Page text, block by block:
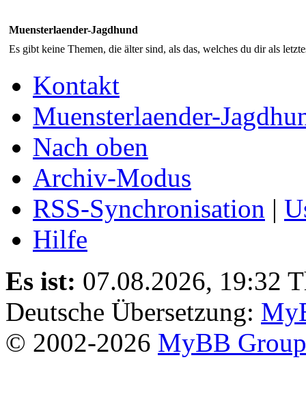
Muensterlaender-Jagdhund
Es gibt keine Themen, die älter sind, als das, welches du dir als
Kontakt
Muensterlaender-
Nach oben
Archiv-Modus
RSS-Synchronisation |
Hilfe
Es ist: 07.08.2026, 19:32
Deutsche Übersetzung:
© 2002-2026 MyBB Group